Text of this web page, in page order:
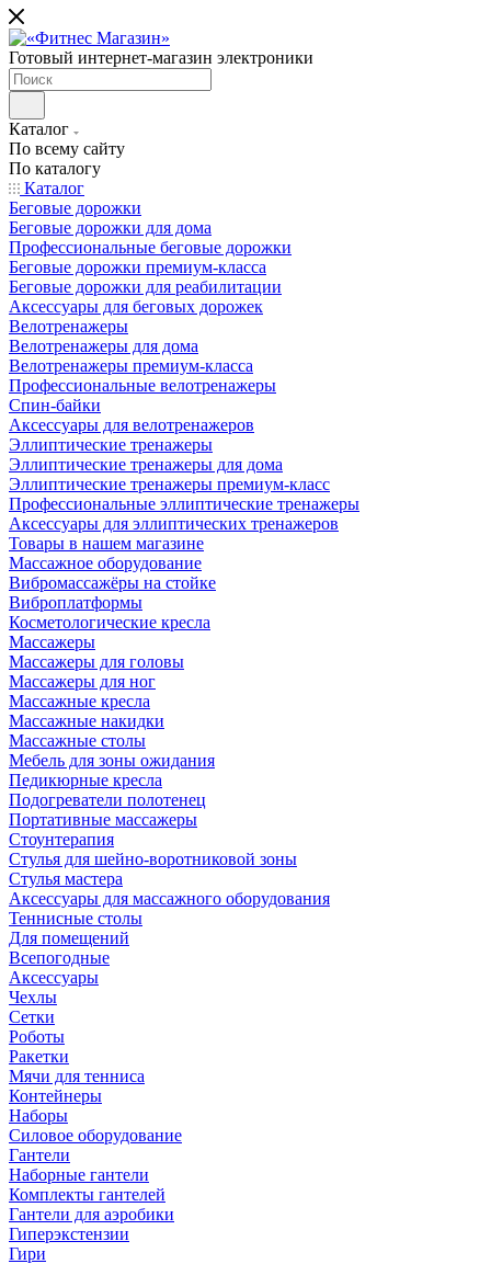
Готовый интернет-магазин электроники
Каталог
По всему сайту
По каталогу
Каталог
Беговые дорожки
Беговые дорожки для дома
Профессиональные беговые дорожки
Беговые дорожки премиум-класса
Беговые дорожки для реабилитации
Аксессуары для беговых дорожек
Велотренажеры
Велотренажеры для дома
Велотренажеры премиум-класса
Профессиональные велотренажеры
Спин-байки
Аксессуары для велотренажеров
Эллиптические тренажеры
Эллиптические тренажеры для дома
Эллиптические тренажеры премиум-класс
Профессиональные эллиптические тренажеры
Аксессуары для эллиптических тренажеров
Товары в нашем магазине
Массажное оборудование
Вибромассажёры на стойке
Виброплатформы
Косметологические кресла
Массажеры
Массажеры для головы
Массажеры для ног
Массажные кресла
Массажные накидки
Массажные столы
Мебель для зоны ожидания
Педикюрные кресла
Подогреватели полотенец
Портативные массажеры
Стоунтерапия
Стулья для шейно-воротниковой зоны
Стулья мастера
Аксессуары для массажного оборудования
Теннисные столы
Для помещений
Всепогодные
Аксессуары
Чехлы
Сетки
Роботы
Ракетки
Мячи для тенниса
Контейнеры
Наборы
Силовое оборудование
Гантели
Наборные гантели
Комплекты гантелей
Гантели для аэробики
Гиперэкстензии
Гири